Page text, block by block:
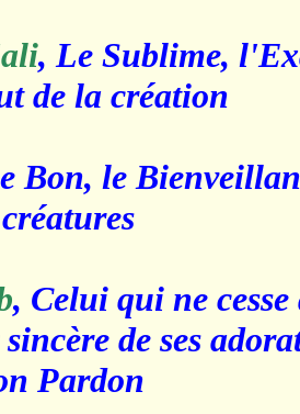
, Le Sublime,
de la création
Bon, le
, Celui qui ne
de ses
Pardon